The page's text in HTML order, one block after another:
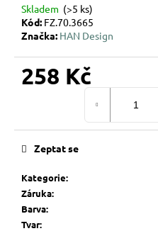
Skladem (>5 ks)
Kód: FZ.70.3665
Značka: HAN Design
258 Kč
Kategorie:
Záruka:
Barva:
Tvar:
Zeptat se
SKLENĚNÁ
OZDOBA
KŘEHKÁ
VĚTVIČKA